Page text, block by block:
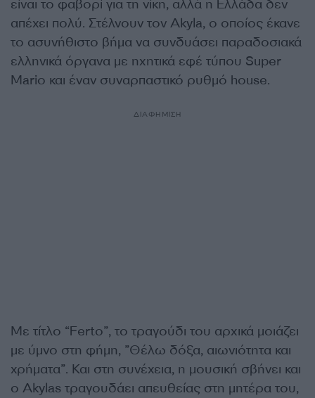
είναι το φαβορί για τη νίκη, αλλά η Ελλάδα δεν
απέχει πολύ. Στέλνουν τον Akyla, ο οποίος έκανε
το ασυνήθιστο βήμα να συνδυάσει παραδοσιακά
ελληνικά όργανα με ηχητικά εφέ τύπου Super
Mario και έναν συναρπαστικό ρυθμό house.
ΔΙΑΦΗΜΙΣΗ
Με τίτλο “Ferto”, το τραγούδι του αρχικά μοιάζει
με ύμνο στη φήμη, ”Θέλω δόξα, αιωνιότητα και
χρήματα”. Και στη συνέχεια, η μουσική σβήνει και
ο Akylas τραγουδάει απευθείας στη μητέρα του,